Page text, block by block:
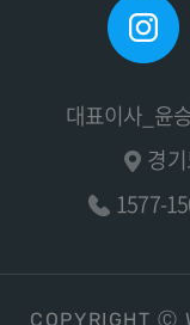
대표이사_윤
경
1577-
COPYRIGHT Ⓒ